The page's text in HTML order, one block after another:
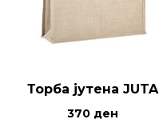
Торба јутена JUTA
370 ден